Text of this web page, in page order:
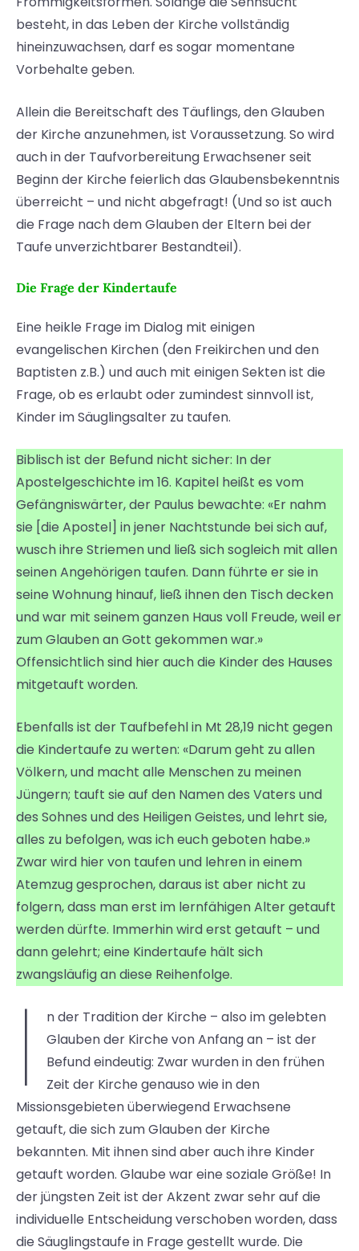
besteht, in das Leben der Kirche vollständig
hineinzuwachsen, darf es sogar momentane
Vorbehalte geben.
Allein die Bereitschaft des Täuflings, den Glauben
der Kirche anzunehmen, ist Voraussetzung. So wird
auch in der Taufvorbereitung Erwachsener seit
Beginn der Kirche feierlich das Glaubensbekenntnis
überreicht – und nicht abgefragt! (Und so ist auch
die Frage nach dem Glauben der Eltern bei der
Taufe unverzichtbarer Bestandteil).
Die Frage der Kindertaufe
Eine heikle Frage im Dialog mit einigen
evangelischen Kirchen (den Freikirchen und den
Baptisten z.B.) und auch mit einigen Sekten ist die
Frage, ob es erlaubt oder zumindest sinnvoll ist,
Kinder im Säuglingsalter zu taufen.
Biblisch ist der Befund nicht sicher: In der
Apostelgeschichte im 16. Kapitel heißt es vom
Gefängniswärter, der Paulus bewachte: «Er nahm
sie [die Apostel] in jener Nachtstunde bei sich auf,
wusch ihre Striemen und ließ sich sogleich mit allen
seinen Angehörigen taufen. Dann führte er sie in
seine Wohnung hinauf, ließ ihnen den Tisch decken
und war mit seinem ganzen Haus voll Freude, weil er
zum Glauben an Gott gekommen war.»
Offensichtlich sind hier auch die Kinder des Hauses
mitgetauft worden.
Ebenfalls ist der Taufbefehl in Mt 28,19 nicht gegen
die Kindertaufe zu werten: «Darum geht zu allen
Völkern, und macht alle Menschen zu meinen
Jüngern; tauft sie auf den Namen des Vaters und
des Sohnes und des Heiligen Geistes, und lehrt sie,
alles zu befolgen, was ich euch geboten habe.»
Zwar wird hier von taufen und lehren in einem
Atemzug gesprochen, daraus ist aber nicht zu
folgern, dass man erst im lernfähigen Alter getauft
werden dürfte. Immerhin wird erst getauft – und
dann gelehrt; eine Kindertaufe hält sich
zwangsläufig an diese Reihenfolge.
I
n der Tradition der Kirche – also im gelebten
Glauben der Kirche von Anfang an – ist der
Befund eindeutig: Zwar wurden in den frühen
Zeit der Kirche genauso wie in den
Missionsgebieten überwiegend Erwachsene
getauft, die sich zum Glauben der Kirche
bekannten. Mit ihnen sind aber auch ihre Kinder
getauft worden. Glaube war eine soziale Größe! In
der jüngsten Zeit ist der Akzent zwar sehr auf die
individuelle Entscheidung verschoben worden, dass
die Säuglingstaufe in Frage gestellt wurde. Die